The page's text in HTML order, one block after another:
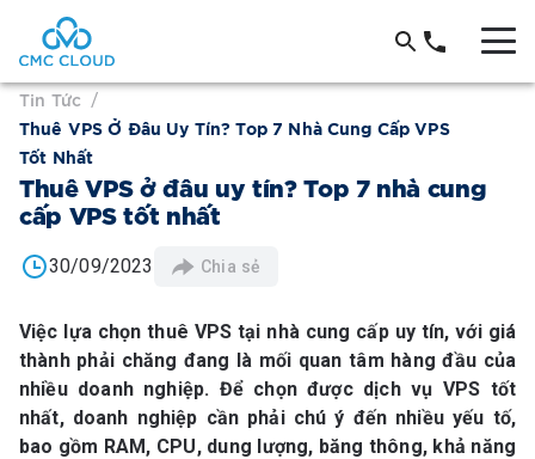
Tin Tức /
Thuê VPS Ở Đâu Uy Tín? Top 7 Nhà Cung Cấp VPS
Tốt Nhất
Thuê VPS ở đâu uy tín? Top 7 nhà cung
cấp VPS tốt nhất
30/09/2023 Chia sẻ
Việc lựa chọn thuê VPS tại nhà cung cấp uy tín, với giá
thành phải chăng đang là mối quan tâm hàng đầu của
nhiều doanh nghiệp. Để chọn được dịch vụ VPS tốt
nhất, doanh nghiệp cần phải chú ý đến nhiều yếu tố,
bao gồm RAM, CPU, dung lượng, băng thông, khả năng